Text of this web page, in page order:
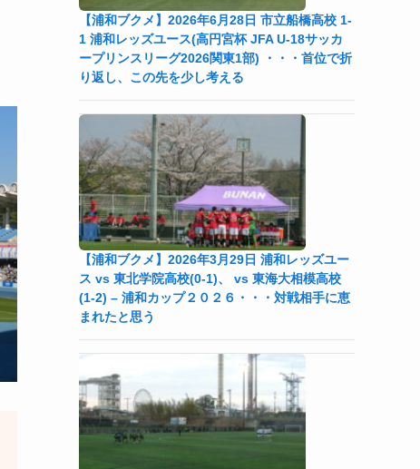
【浦和ブクメ】2026年6月28日 市立船橋高校 1-
1 浦和レッズユース(高円宮杯 JFA U-18サッカ
ープリンスリーグ2026関東1部) ・・・首位で折
り返し、この先を少し考える
【浦和ブクメ】2026年3月29日 浦和レッズユー
ス vs 東北学院高校(0-1)、 vs 東海大相模高校
(1-2) – 浦和カップ２０２６・・・対戦相手に恵
まれたと思う